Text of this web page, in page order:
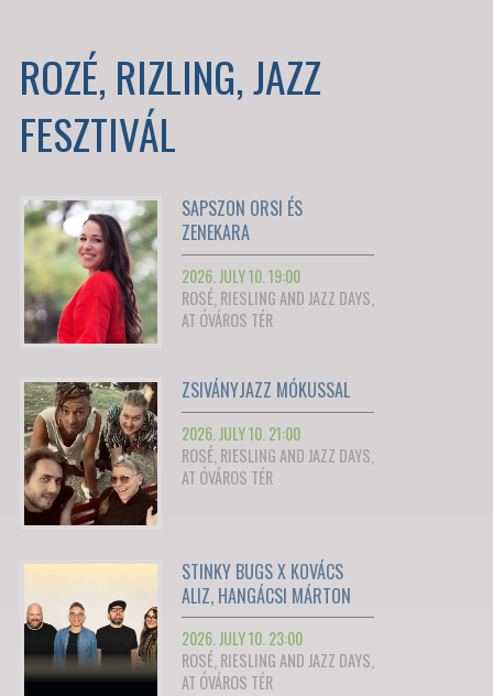
ROZÉ, RIZLING, JAZZ
FESZTIVÁL
SAPSZON ORSI ÉS
ZENEKARA
2026. JULY 10. 19:00
ROSÉ, RIESLING AND JAZZ DAYS,
AT ÓVÁROS TÉR
ZSIVÁNYJAZZ MÓKUSSAL
2026. JULY 10. 21:00
ROSÉ, RIESLING AND JAZZ DAYS,
AT ÓVÁROS TÉR
STINKY BUGS X KOVÁCS
ALIZ, HANGÁCSI MÁRTON
2026. JULY 10. 23:00
ROSÉ, RIESLING AND JAZZ DAYS,
AT ÓVÁROS TÉR